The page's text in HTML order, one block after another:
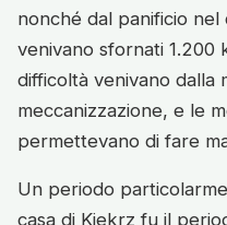
nonché dal panificio
venivano sfornati 1.200
difficoltà venivano dalla
meccanizzazione, e le
permettevano di fare
Un periodo
casa di Kiekrz fu il